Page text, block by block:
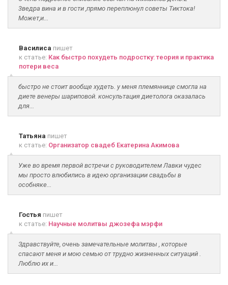
3ведра вина и в гости ,прямо переплюнул советы Тиктока!
Может,и...
Василиса пишет
к статье: Как быстро похудеть подростку: теория и практика
потери веса
быстро не стоит вообще худеть. у меня племяннице смогла на
диете венеры шариповой. консультация диетолога оказалась
для...
Татьяна пишет
к статье: Организатор свадеб Екатерина Акимова
Уже во время первой встречи с руководителем Лавки чудес
мы просто влюбились в идею организации свадьбы в
особняке...
Гостья пишет
к статье: Научные молитвы джозефа мэрфи
Здравствуйте, очень замечательные молитвы , которые
спасают меня и мою семью от трудно жизненных ситуаций .
Люблю их и...